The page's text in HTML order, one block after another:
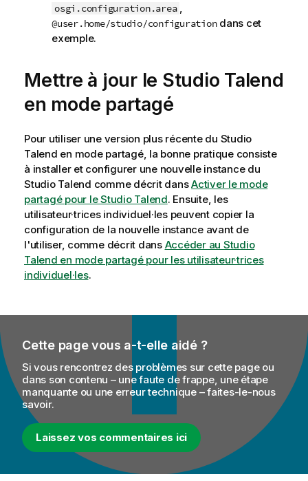
osgi.configuration.area ,
@user.home/studio/configurationdans cet
exemple.
Mettre à jour le Studio Talend
en mode partagé
Pour utiliser une version plus récente du Studio
Talend en mode partagé, la bonne pratique consiste
à installer et configurer une nouvelle instance du
Studio Talend comme décrit dansActiver le mode
partagé pour le Studio Talend. Ensuite, les
utilisateur·trices individuel·les peuvent copier la
configuration de la nouvelle instance avant de
l'utiliser, comme décrit dans Accéder au Studio
Talend en mode partagé pour les utilisateur·trices
individuel·les.
Cette page vous a-t-elle aidé ?
Si vous rencontrez des problèmes sur cette page ou
dans son contenu – une faute de frappe, une étape
manquante ou une erreur technique – faites-le-nous
savoir.
Laissez vos commentaires ici